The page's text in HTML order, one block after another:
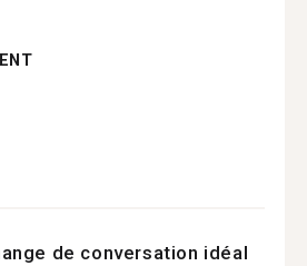
de conversation idéal